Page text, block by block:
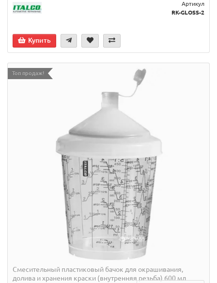
Артикул
RK-GLOSS-2
Купить
Топ продаж!
Смесительный пластиковый бачок для окрашивания,
долива и хранения краски (внутренняя резьба) 600 мл